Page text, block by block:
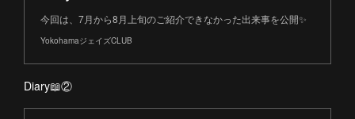
今回は、7月から8月上旬のご紹介できなかった出来事を公開✨
YokohamaジェイズCLUB
Diary📖②